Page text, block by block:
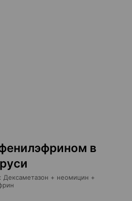
в
: Дексаметазон + неомицин +